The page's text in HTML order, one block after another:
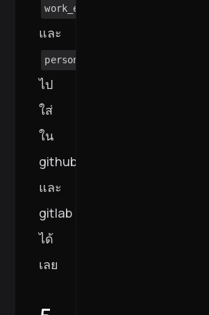
work_email.pub
และ
personal_email.pub
ไป
ใส่
ใน
github
และ
gitlab
ได้
เลย